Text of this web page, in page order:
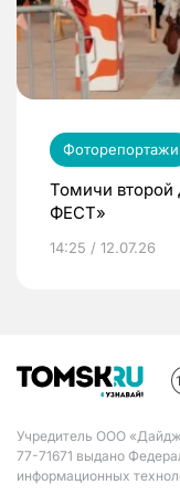
Фоторепортажи
Томичи второй
ФЕСТ»
14:25 / 12.07.26
Учредитель ООО
77-71671 выдано
информационных